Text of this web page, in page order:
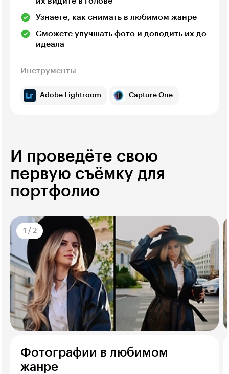
Узнаете, как снимать в любимом жанре
Сможете улучшать фото и доводить их до
идеала
Инструменты
Adobe Lightroom Capture One
И проведёте свою
первую съёмку для
портфолио
1 / 2
Фотографии в любимом
жанре